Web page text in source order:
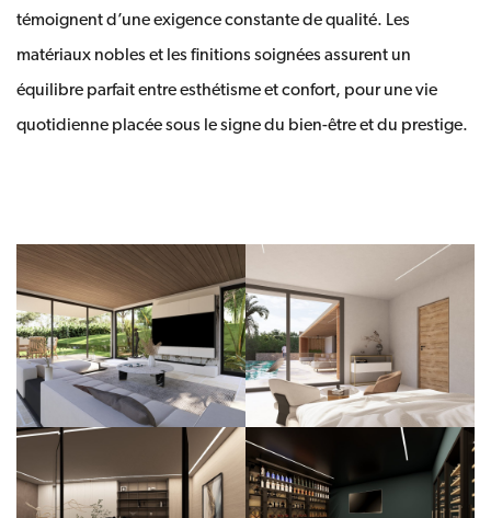
témoignent d’une exigence constante de qualité. Les
matériaux nobles et les finitions soignées assurent un
équilibre parfait entre esthétisme et confort, pour une vie
quotidienne placée sous le signe du bien-être et du prestige.